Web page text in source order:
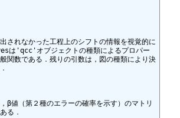
されなかった工程上のシフトの情報を視覚的に
は'qcc'オブジェクトの種類によるプロパー
関数である．残りの引数は，図の種類により決
β値（第２種のエラーの確率を示す）のマトリ
る．